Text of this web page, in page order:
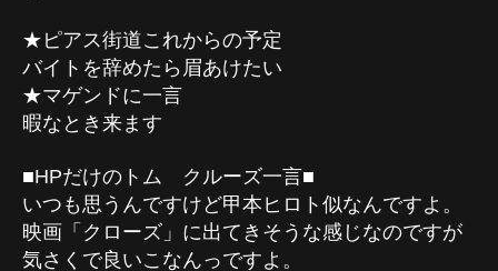
★ピアス街道これからの予定
バイトを辞めたら眉あけたい
★マゲンドに一言
暇なとき来ます
■HPだけのトム クルーズ一言■
いつも思うんですけど甲本ヒロト似なんですよ。
映画「クローズ」に出てきそうな感じなのですが
気さくで良いこなんっですよ。